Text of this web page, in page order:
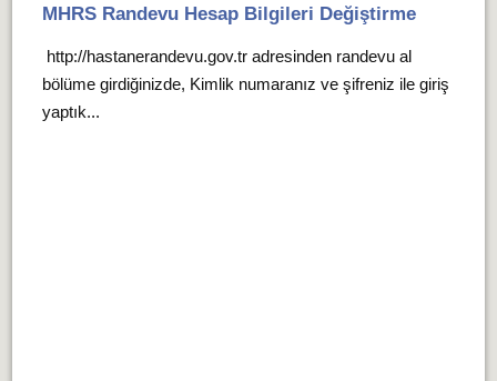
MHRS Randevu Hesap Bilgileri Değiştirme
http://hastanerandevu.gov.tr adresinden randevu al
bölüme girdiğinizde, Kimlik numaranız ve şifreniz ile giriş
yaptık...